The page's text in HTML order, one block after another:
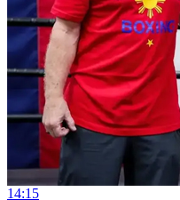
14:15